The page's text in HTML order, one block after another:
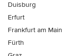
Duisburg
Erfurt
Frankfurt am Main
Fürth